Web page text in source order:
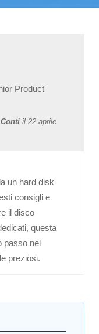
Dati
Product
il 22 aprile
un hard disk
consigli e
il disco
questa
passo nel
preziosi.